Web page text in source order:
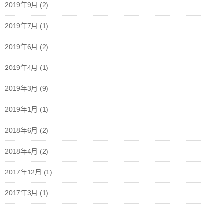
2019年9月 (2)
2019年7月 (1)
2019年6月 (2)
2019年4月 (1)
2019年3月 (9)
2019年1月 (1)
2018年6月 (2)
2018年4月 (2)
2017年12月 (1)
2017年3月 (1)